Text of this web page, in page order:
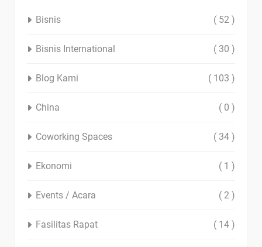
Bisnis ( 52 )
Bisnis International ( 30 )
Blog Kami ( 103 )
China ( 0 )
Coworking Spaces ( 34 )
Ekonomi ( 1 )
Events / Acara ( 2 )
Fasilitas Rapat ( 14 )